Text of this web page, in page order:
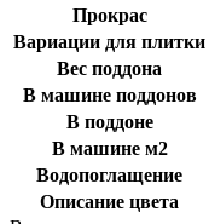
Прокрас
Вариации для плитки
Вес поддона
В машине поддонов
В поддоне
В машине м2
Водопоглащение
Описание цвета